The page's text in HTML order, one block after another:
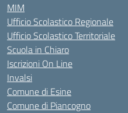
MIM
Ufficio Scolastico Regionale
Ufficio Scolastico Territoriale
Scuola in Chiaro
Iscrizioni On Line
Invalsi
Comune di Esine
Comune di Piancogno